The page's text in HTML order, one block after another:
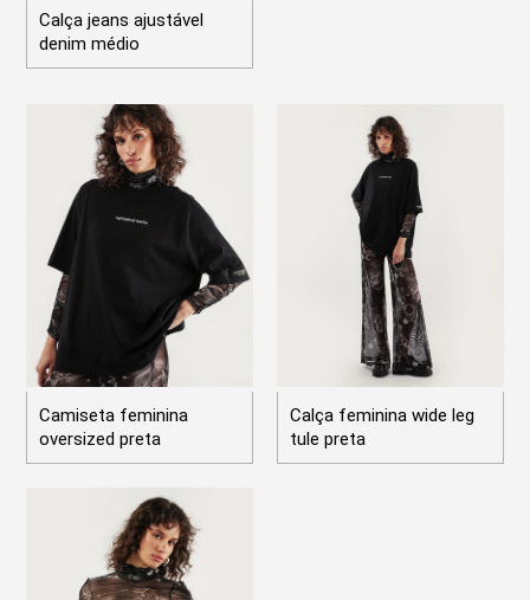
Calça jeans ajustável
denim médio
Camiseta feminina
oversized preta
Calça feminina wide leg
tule preta